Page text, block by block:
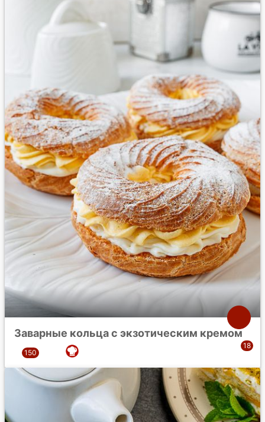
Заварные кольца с экзотическим кремом